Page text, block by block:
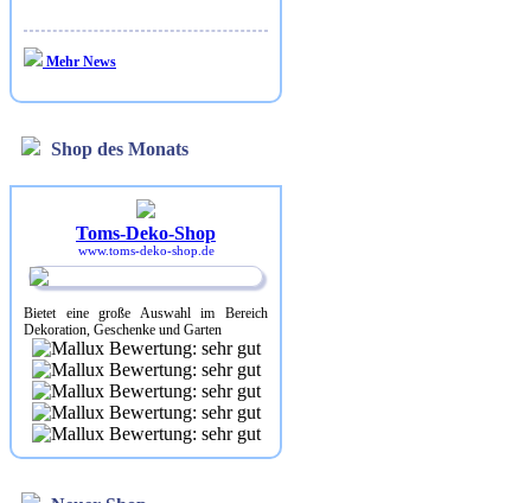
Mehr News
Shop des Monats
Toms-Deko-Shop
www.toms-deko-shop.de
Bietet eine große Auswahl im Bereich
Dekoration, Geschenke und Garten